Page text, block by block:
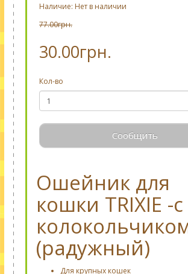
Наличие: Нет в наличии
77.00грн.
30.00грн.
Кол-во
Сообщить
Ошейник для
кошки TRIXIE -с
(радужный)
Для крупных кошек